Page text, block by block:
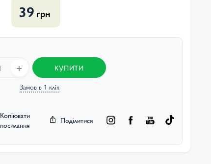
39 грн
КУПИТИ
Замов в 1 клік
Копіювати
посилання
Поділитися